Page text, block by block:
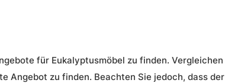
für Eukalyptusmöbel zu finden. Vergleichen
Angebot zu finden. Beachten Sie jedoch, dass der